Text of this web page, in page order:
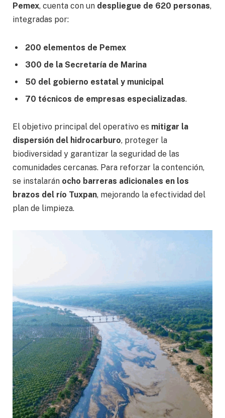
Pemex, cuenta con un despliegue de 620 personas,
integradas por:
200 elementos de Pemex
300 de la Secretaría de Marina
50 del gobierno estatal y municipal
70 técnicos de empresas especializadas.
El objetivo principal del operativo es mitigar la
dispersión del hidrocarburo, proteger la
biodiversidad y garantizar la seguridad de las
comunidades cercanas. Para reforzar la contención,
se instalarán ocho barreras adicionales en los
brazos del río Tuxpan, mejorando la efectividad del
plan de limpieza.